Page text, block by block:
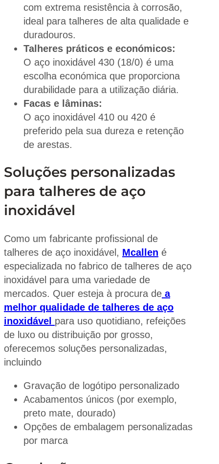
com extrema resistência à corrosão,
ideal para talheres de alta qualidade e
duradouros.
Talheres práticos e económicos:
O aço inoxidável 430 (18/0) é uma
escolha económica que proporciona
durabilidade para a utilização diária.
Facas e lâminas:
O aço inoxidável 410 ou 420 é
preferido pela sua dureza e retenção
de arestas.
Soluções personalizadas
para talheres de aço
inoxidável
Como um fabricante profissional de
talheres de aço inoxidável, Mcallen é
especializada no fabrico de talheres de aço
inoxidável para uma variedade de
mercados. Quer esteja à procura de a
melhor qualidade de talheres de aço
inoxidável para uso quotidiano, refeições
de luxo ou distribuição por grosso,
oferecemos soluções personalizadas,
incluindo
Gravação de logótipo personalizado
Acabamentos únicos (por exemplo,
preto mate, dourado)
Opções de embalagem personalizadas
por marca